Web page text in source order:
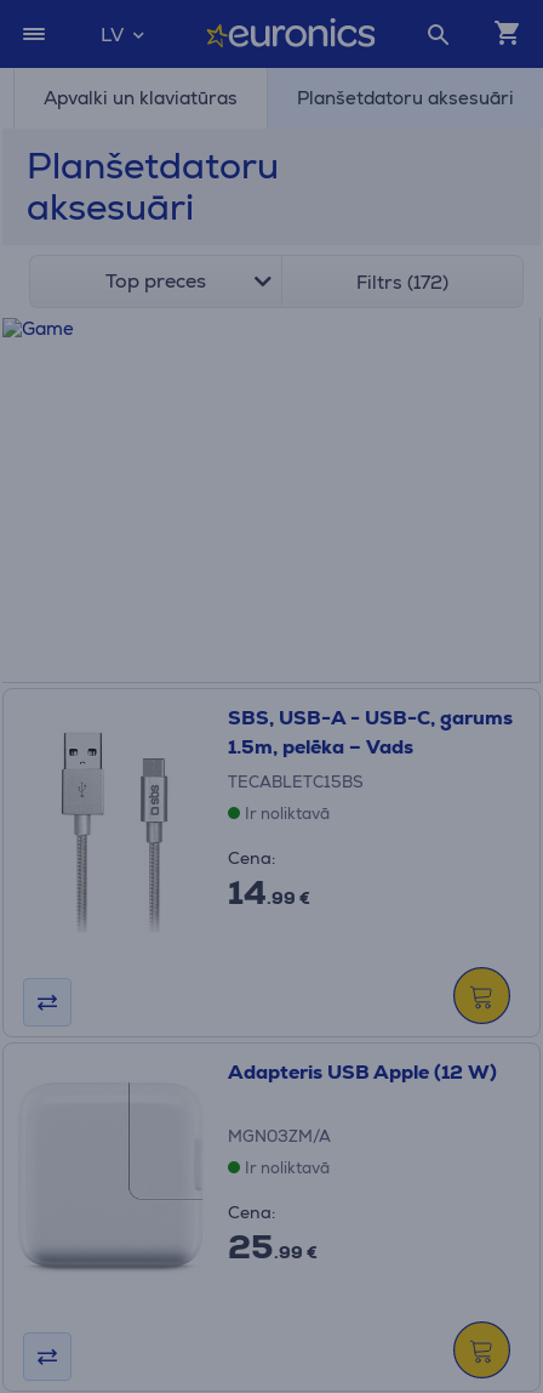
LV
Apvalki un klaviatūras Planšetdatoru aksesuāri
Planšetdatoru
aksesuāri
Top preces Filtrs (172)
SBS, USB-A - USB-C, garums
1.5m, pelēka – Vads
TECABLETC15BS
Ir noliktavā
Cena:
14.99 €
Adapteris USB Apple (12 W)
MGN03ZM/A
Ir noliktavā
Cena:
25.99 €